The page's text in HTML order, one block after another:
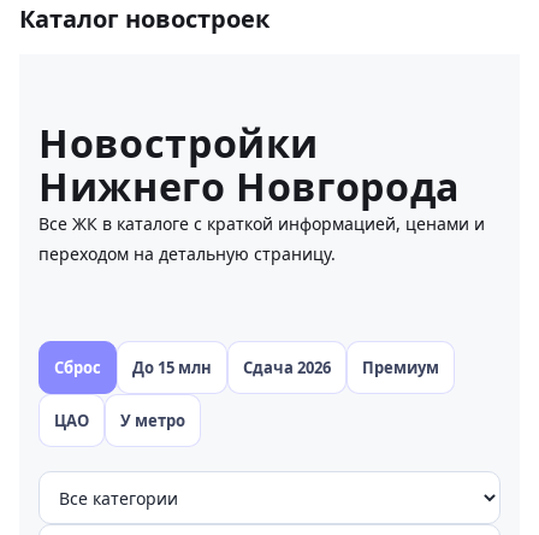
Каталог новостроек
Новостройки
Нижнего Новгорода
Все ЖК в каталоге с краткой информацией, ценами и
переходом на детальную страницу.
Сброс До 15 млн Сдача 2026 Премиум
ЦАО У метро